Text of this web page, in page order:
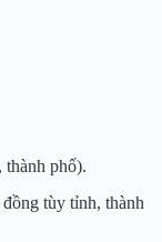
thành phố).
tùy tỉnh, thành